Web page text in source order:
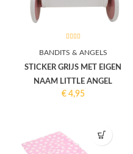
BANDITS & ANGELS
STICKER GRIJS MET EIGEN
NAAM LITTLE ANGEL
€ 4,95